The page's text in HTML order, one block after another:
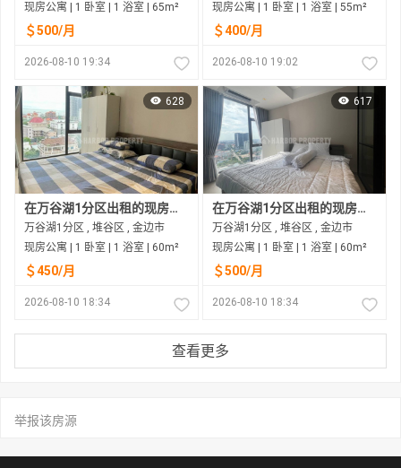
现房公寓 | 1 卧室 | 1 浴室 | 65m²
＄500/月
2026-08-10 19:34
现房公寓 | 1 卧室 | 1 浴室 | 55m²
＄400/月
2026-08-10 19:02
628
在万谷湖1分区出租的现房公寓
万谷湖1分区 , 堆谷区 , 金边市
现房公寓 | 1 卧室 | 1 浴室 | 60m²
＄450/月
2026-08-10 18:34
617
在万谷湖1分区出租的现房公寓
万谷湖1分区 , 堆谷区 , 金边市
现房公寓 | 1 卧室 | 1 浴室 | 60m²
＄500/月
2026-08-10 18:34
查看更多
举报该房源